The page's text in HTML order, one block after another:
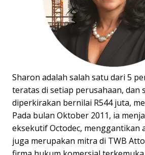
Sharon adalah salah satu dari 5
teratas di setiap perusahaan, dan
diperkirakan bernilai R544 juta,
Pada bulan Oktober 2011, ia
eksekutif Octodec, menggantikan
juga merupakan mitra di TWB